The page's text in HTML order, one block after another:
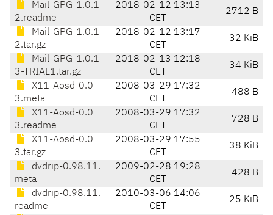
Mail-GPG-1.0.1
2.readme
2018-02-12 13:13
CET
2712 B
Mail-GPG-1.0.1
2.tar.gz
2018-02-12 13:17
CET
32 KiB
Mail-GPG-1.0.1
3-TRIAL1.tar.gz
2018-02-13 12:18
CET
34 KiB
X11-Aosd-0.0
3.meta
2008-03-29 17:32
CET
488 B
X11-Aosd-0.0
3.readme
2008-03-29 17:32
CET
728 B
X11-Aosd-0.0
3.tar.gz
2008-03-29 17:55
CET
38 KiB
dvdrip-0.98.11.
meta
2009-02-28 19:28
CET
428 B
dvdrip-0.98.11.
readme
2010-03-06 14:06
CET
25 KiB